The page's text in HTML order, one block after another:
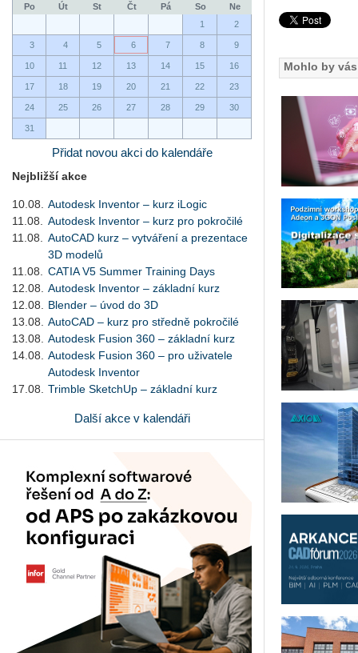
Po Út St Čt Pá So
Ne
1
2
3 4 5 6 7 8 9
10 11 12 13 14 15 16
17 18 19 20 21 22 23
24 25 26 27 28 29 30
31
Přidat novou akci do kalendáře
Nejbližší akce
10.08.
Autodesk Inventor – kurz iLogic
11.08.
Autodesk Inventor – kurz pro pokročilé
11.08.
AutoCAD kurz – vytváření a prezentace
3D modelů
11.08.
CATIA V5 Summer Training Days
12.08.
Autodesk Inventor – základní kurz
12.08.
Blender – úvod do 3D
13.08.
AutoCAD – kurz pro středně pokročilé
13.08.
Autodesk Fusion 360 – základní kurz
14.08.
Autodesk Fusion 360 – pro uživatele
Autodesk Inventor
17.08.
Trimble SketchUp – základní kurz
Další akce v kalendáři
Mohlo by